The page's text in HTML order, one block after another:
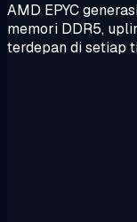
AMD EPYC
memori DDR5,
terdepan di setiap